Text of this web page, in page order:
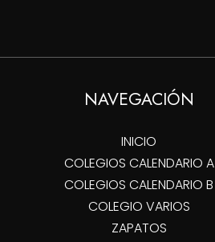
NAVEGACIÓN
INICIO
COLEGIOS CALENDARIO A
COLEGIOS CALENDARIO B
COLEGIO VARIOS
ZAPATOS